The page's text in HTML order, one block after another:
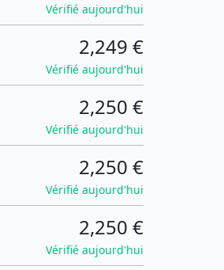
Vérifié aujourd'hui
2,249 €
Vérifié aujourd'hui
2,250 €
Vérifié aujourd'hui
2,250 €
Vérifié aujourd'hui
2,250 €
Vérifié aujourd'hui